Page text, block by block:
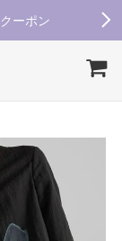
ーポン